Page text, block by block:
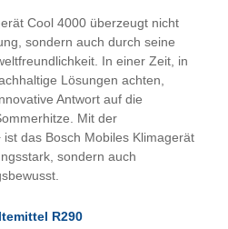
Cool 4000 überzeugt nicht
sondern auch durch seine
In einer Zeit, in
Lösungen achten,
Antwort auf die
Mit der
ist das Bosch Mobiles Klimagerät
sondern auch
R290